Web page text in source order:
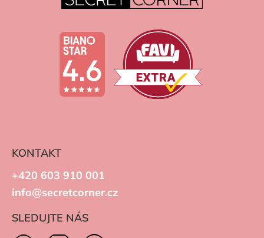
KONTAKT
+420 603 910 001
info@secretcorner.cz
SLEDUJTE NÁS